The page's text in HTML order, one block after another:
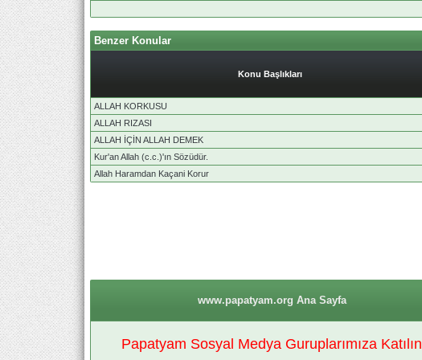
Benzer Konular
Konu Başlıkları
ALLAH KORKUSU
ALLAH RIZASI
ALLAH İÇİN ALLAH DEMEK
Kur'an Allah (c.c.)'ın Sözüdür.
Allah Haramdan Kaçani Korur
www.papatyam.org Ana Sayfa
Papatyam Sosyal Medya Guruplarımıza Katılın